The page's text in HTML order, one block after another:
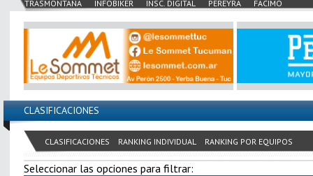
TRASMONTAÑA INFOBIKER INSC. DIGITAL PEREYRA FACIMO
CLASIFICACIONES
CLASIFICACIONES RANKING INDIVIDUAL RANKING POR EQUIPOS
Seleccionar las opciones para filtrar: